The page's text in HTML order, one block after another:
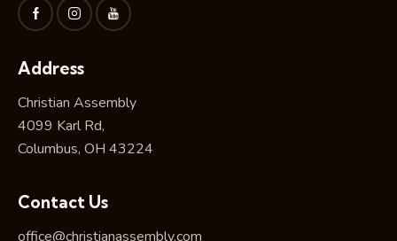
Address
Christian Assembly
4099 Karl Rd,
Columbus, OH 43224
Contact Us
office@christianassembly.com